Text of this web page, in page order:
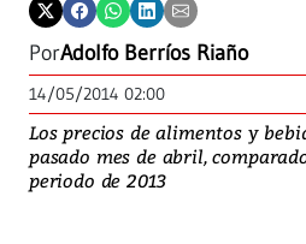
PorAdolfo Berríos Riaño
14/05/2014 02:00
Los precios de alimentos y
pasado mes de abril,
periodo de 2013